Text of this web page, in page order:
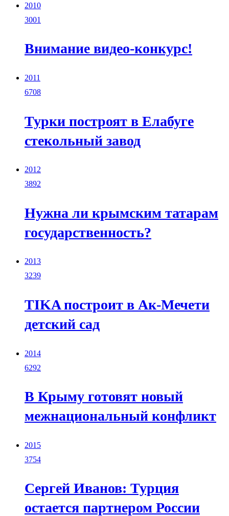
2010
3001
Внимание видео-конкурс!
2011
6708
Турки построят в Елабуге
стекольный завод
2012
3892
Нужна ли крымским татарам
государственность?
2013
3239
TIKA построит в Ак-Мечети
детский сад
2014
6292
В Крыму готовят новый
межнациональный конфликт
2015
3754
Сергей Иванов: Турция
остается партнером России